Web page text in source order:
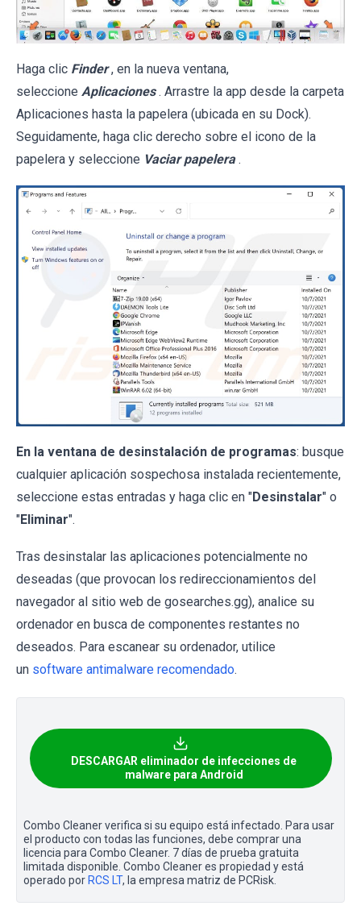
Haga clic Finder , en la nueva ventana,
seleccione Aplicaciones . Arrastre la app desde la carpeta
Aplicaciones hasta la papelera (ubicada en su Dock).
Seguidamente, haga clic derecho sobre el icono de la
papelera y seleccione Vaciar papelera .
En la ventana de desinstalación de programas: busque
cualquier aplicación sospechosa instalada recientemente,
seleccione estas entradas y haga clic en "Desinstalar" o
"Eliminar".
Tras desinstalar las aplicaciones potencialmente no
deseadas (que provocan los redireccionamientos del
navegador al sitio web de gosearches.gg), analice su
ordenador en busca de componentes restantes no
deseados. Para escanear su ordenador, utilice
un software antimalware recomendado.
DESCARGAR eliminador de infecciones de
malware para Android
Combo Cleaner verifica si su equipo está infectado. Para usar
el producto con todas las funciones, debe comprar una
licencia para Combo Cleaner. 7 días de prueba gratuita
limitada disponible. Combo Cleaner es propiedad y está
operado por RCS LT, la empresa matriz de PCRisk.